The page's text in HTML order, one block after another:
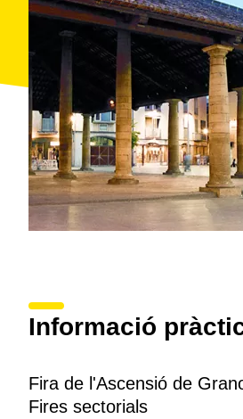
Informació
Fira de l'Ascensió de
Fires sectorials